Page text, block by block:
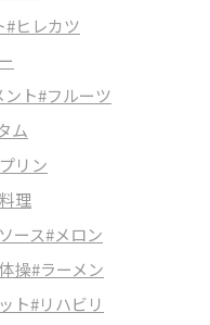
#ヒレカツ
ト#フルーツ
ム
リン
理
ース#メロン
操#ラーメン
ト#リハビリ